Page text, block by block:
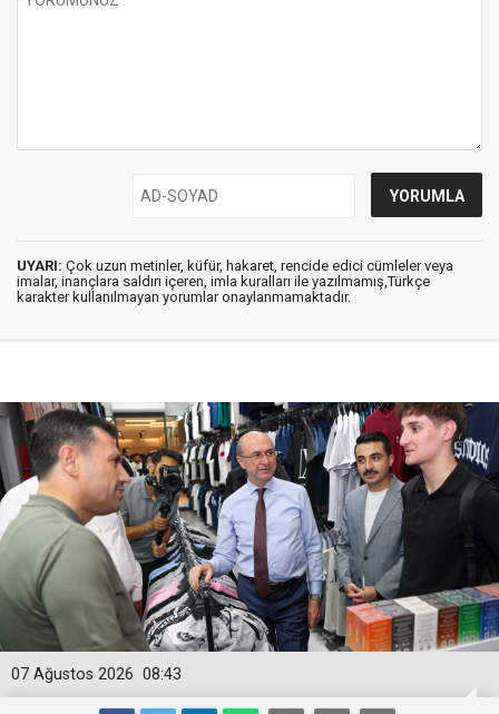
UYARI: Çok uzun metinler, küfür, hakaret, rencide edici cümleler veya
imalar, inançlara saldırı içeren, imla kuralları ile yazılmamış,Türkçe
karakter kullanılmayan yorumlar onaylanmamaktadır.
08:43
07 Ağustos 2026